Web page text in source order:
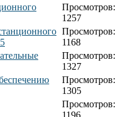
Просмотров:
1257
Просмотров:
1168
Просмотров:
1327
Просмотров:
1305
Просмотров: